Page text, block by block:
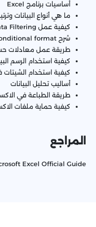
أساسيات برنامج Excel
ما هي أنواع البيانات
كيفية عمل Data Filtering في الاكسيل
شرح conditional format
طريقة عمل معادلات
كيفية استخدام الرسم
كيفية استخدام الشيتات
أساليب تحليل البيانات
طريقة الطباعة في
كيفية حماية ملفات
المراجع
Excel Official Guide